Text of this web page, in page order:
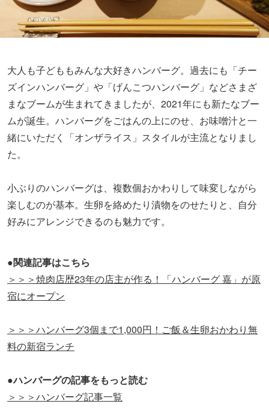
大人も子どももみんな大好きハンバーグ。過去にも「チー
ズインハンバーグ」や「げんこつハンバーグ」などさまざ
まなブームが生まれてきましたが、2021年にも新たなブー
ムが誕生。ハンバーグをごはんの上にのせ、お味噌汁と一
緒にいただく「オンザライス」スタイルが主流となりまし
た。
小ぶりのハンバーグは、複数個おかわりして味変しながら
楽しむのが基本。生卵を絡めたり漬物をのせたりと、自分
好みにアレンジできるのも魅力です。
●関連記事はこちら
＞＞＞焼肉店歴23年の店主が作る！「ハンバーグ 嘉」が原
宿にオープン
＞＞＞ハンバーグ3個まで1,000円！ご飯＆生卵おかわり無
料の新宿ランチ
●ハンバーグの記事をもっと読む
＞＞＞ハンバーグ記事一覧